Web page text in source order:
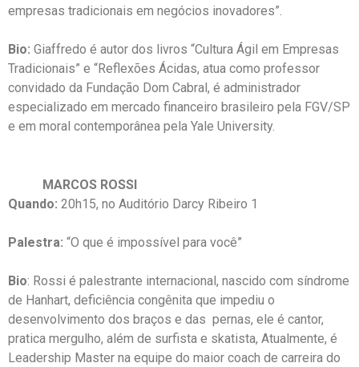
empresas tradicionais em negócios inovadores”.
Bio: Giaffredo é autor dos livros “Cultura Ágil em Empresas
Tradicionais” e “Reflexões Ácidas, atua como professor
convidado da Fundação Dom Cabral, é administrador
especializado em mercado financeiro brasileiro pela FGV/SP
e em moral contemporânea pela Yale University.
MARCOS ROSSI
Quando: 20h15, no Auditório Darcy Ribeiro 1
Palestra: “O que é impossível para você”
Bio: Rossi é palestrante internacional, nascido com síndrome
de Hanhart, deficiência congênita que impediu o
desenvolvimento dos braços e das pernas, ele é cantor,
pratica mergulho, além de surfista e skatista, Atualmente, é
Leadership Master na equipe do maior coach de carreira do